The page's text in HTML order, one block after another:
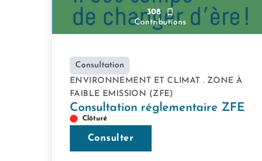
Consultation réglementaire ZFE
Clôturé
Consulter
Consultation
ENVIRONNEMENT ET CLIMAT. ZONE À
FAIBLE EMISSION (ZFE)
308
Contributions